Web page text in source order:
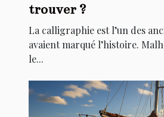
trouver ?
La calligraphie est l’un des
avaient marqué l’histoire.
le...